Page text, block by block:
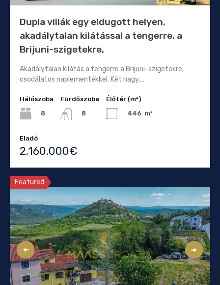
Dupla villák egy eldugott helyen,
akadálytalan kilátással a tengerre, a
Brijuni-szigetekre.
Akadálytalan kilátás a tengerre a Brijuni-szigetekre,
csodálatos naplementékkel. Két nagy,…
Hálószoba
8
Fürdőszoba
8
Élőtér (m²)
446 m²
Eladó
2.160.000€
Featured